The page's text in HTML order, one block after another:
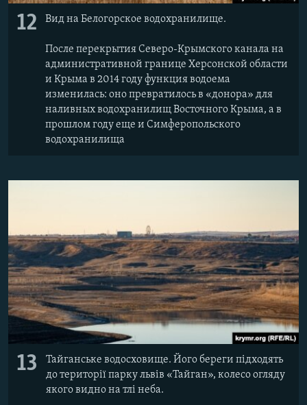
12 Вид на Белогорское водохранилище.
После перекрытия Северо-Крымского канала на
административной границе Херсонской области
и Крыма в 2014 году функция водоема
изменилась: оно превратилось в «донора» для
наливных водохранилищ Восточного Крыма, а в
прошлом году еще и Симферопольского
водохранилища
13
Тайганське водосховище. Його береги підходять
до території парку львів «Тайган», колесо огляду
якого видно на тлі неба.